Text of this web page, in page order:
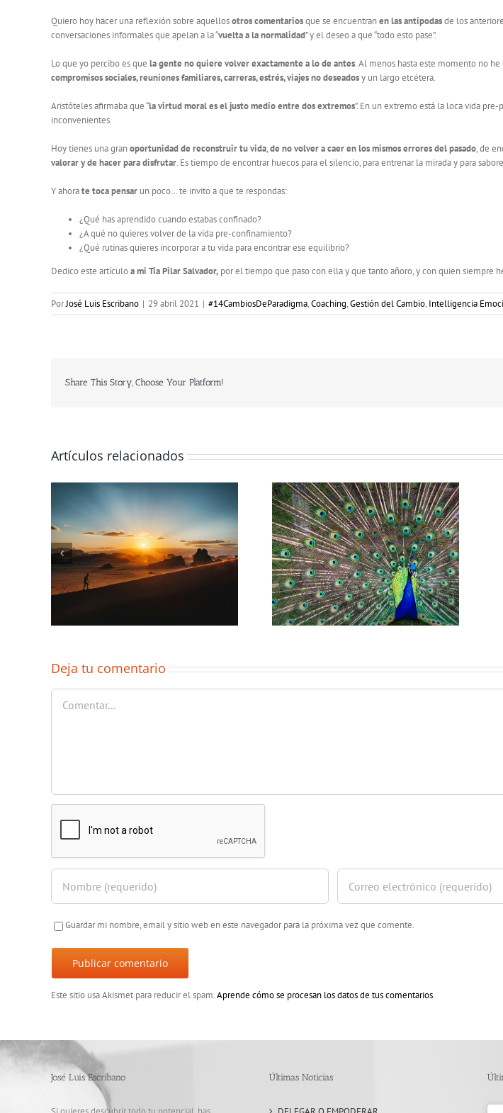
Quiero hoy hacer una reflexión sobre aquellosotros comentariosque se encuentranen las antípodasde los
conversaciones informales que apelan a la “vuelta a la normalidad” y el deseo a que “todo esto pase”.
Lo que yo percibo es que la gente no quiere volver exactamente a lo de antes. Al menos hasta este momento no
compromisos sociales, reuniones familiares, carreras, estrés, viajes no deseadosy un largo etcétera.
Aristóteles afirmaba que “la virtud moral es el justo medio entre dos extremos”. En un extremo está la loca vida
inconvenientes.
Hoy tienes una granoportunidad de reconstruir tu vida,de no volver a caer en los mismos errores del pasado, de
valorar y de hacer para disfrutar. Es tiempo de encontrar huecos para el silencio, para entrenar la mirada y para
Y ahorate toca pensar un poco… te invito a que te respondas:
¿Qué has aprendido cuando estabas confinado?
¿A qué no quieres volver de la vida pre-confinamiento?
¿Qué rutinas quieres incorporar a tu vida para encontrar ese equilibrio?
Dedico este artículoa mi Tía Pilar Salvador, por el tiempo que paso con ella y que tanto añoro, y con quien siempre
PorJosé Luis Escribano | 29 abril 2021 | #14CambiosDeParadigma,Coaching,Gestión del Cambio, Intelligencia
Share This Story, Choose Your Platform!
Artículos relacionados
Deja tu comentario
Comentar
Guardar mi nombre, email y sitio web en este navegador para la próxima vez que comente.
Este sitio usa Akismet para reducir el spam.Aprende cómo se procesan los datos de tus comentarios.
José Luis Escribano Últimas Noticias